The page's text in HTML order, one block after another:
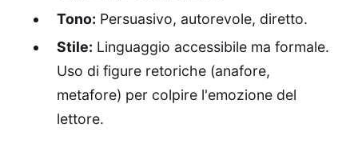
Tono: Persuasivo, autorevole, diretto.
Stile: Linguaggio accessibile ma formale.
Uso di figure retoriche (anafore,
metafore) per colpire l'emozione del
lettore.